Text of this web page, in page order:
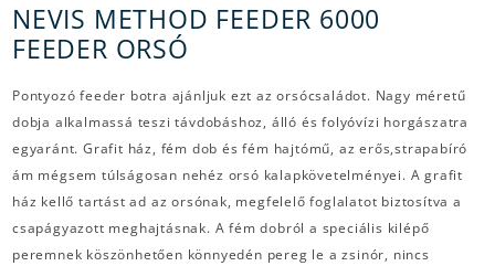
NEVIS METHOD FEEDER 6000
FEEDER ORSÓ
Pontyozó feeder botra ajánljuk ezt az orsócsaládot. Nagy méretű
dobja alkalmassá teszi távdobáshoz, álló és folyóvízi horgászatra
egyaránt. Grafit ház, fém dob és fém hajtómű, az erős,strapabíró
ám mégsem túlságosan nehéz orsó kalapkövetelményei. A grafit
ház kellő tartást ad az orsónak, megfelelő foglalatot biztosítva a
csapágyazott meghajtásnak. A fém dobról a speciális kilépő
peremnek köszönhetően könnyedén pereg le a zsinór, nincs